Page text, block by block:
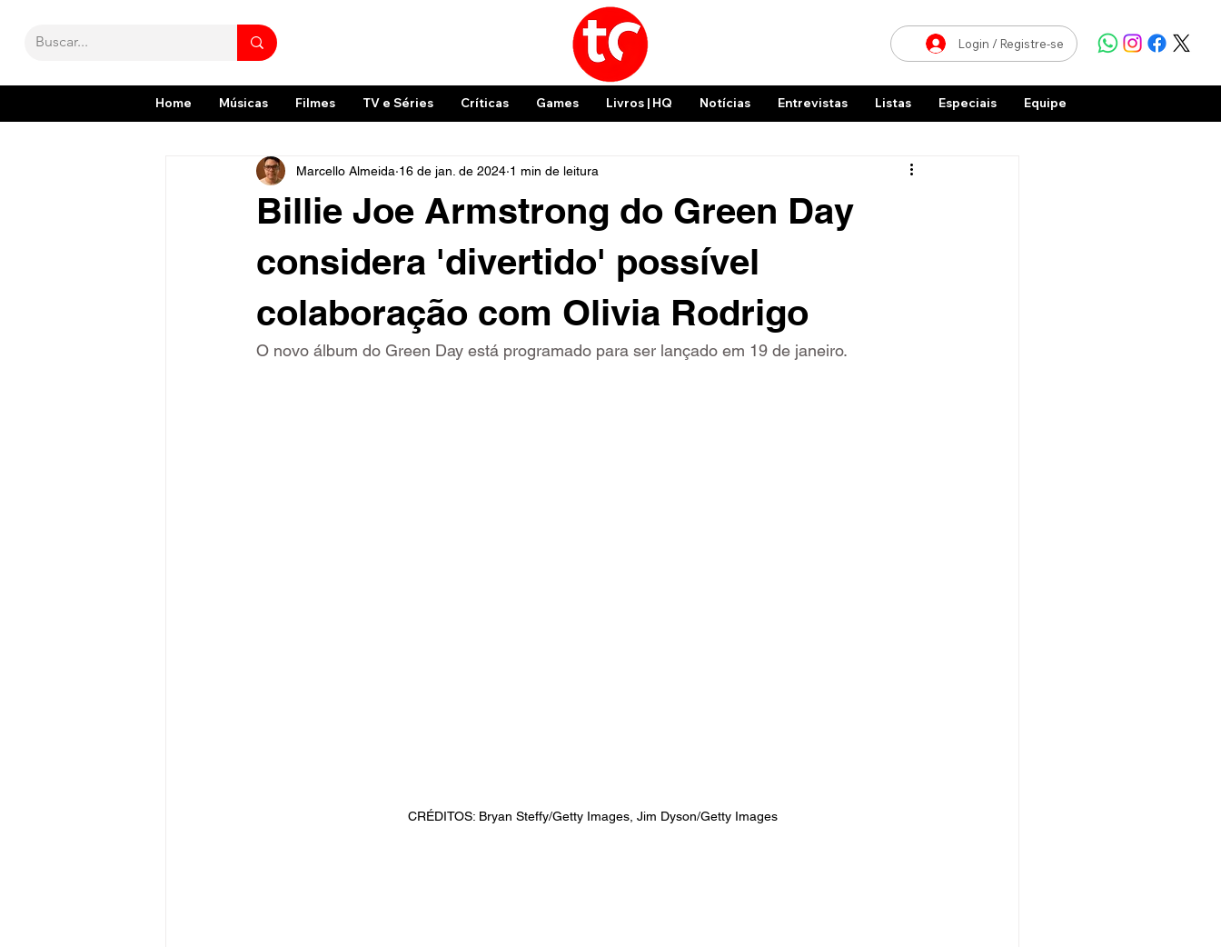
Login / Registre-se
Home Músicas Filmes TV e Séries Críticas Games Livros | HQ Notícias Entrevistas Listas Especiais Equipe
Billie Joe Armstrong do Green Day
considera 'divertido' possível
colaboração com Olivia Rodrigo
Marcello Almeida 16 de jan. de 2024 1 min de leitura
O novo álbum do Green Day está programado para ser lançado em 19 de janeiro.
CRÉDITOS: Bryan Steffy/Getty Images, Jim Dyson/Getty Images